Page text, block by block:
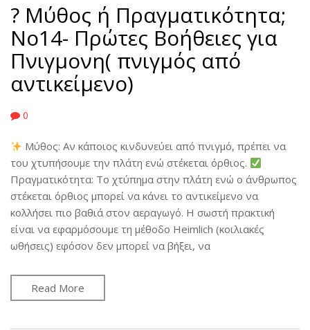
? Μύθος ή Πραγματικότητα;
No14- Πρώτες Βοήθειες για
Πνιγμονη( πνιγμός από
αντικείμενο)
0
Μύθος: Αν κάποιος κινδυνεύει από πνιγμό, πρέπει να
του χτυπήσουμε την πλάτη ενώ στέκεται όρθιος.
Πραγματικότητα: Το χτύπημα στην πλάτη ενώ ο άνθρωπος
στέκεται όρθιος μπορεί να κάνει το αντικείμενο να
κολλήσει πιο βαθιά στον αεραγωγό. Η σωστή πρακτική
είναι να εφαρμόσουμε τη μέθοδο Heimlich (κοιλιακές
ωθήσεις) εφόσον δεν μπορεί να βήξει, να
Read More